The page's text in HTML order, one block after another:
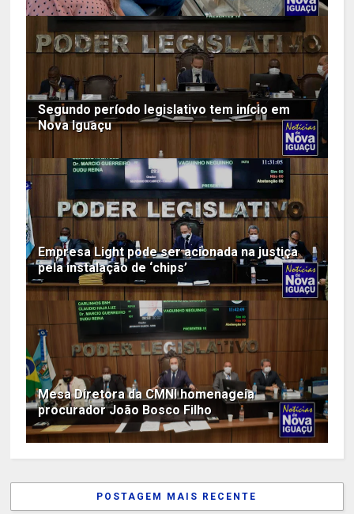
Segundo período legislativo tem início em
Nova Iguaçu
Empresa Light pode ser acionada na justiça
pela instalação de ‘chips’
Mesa Diretora da CMNI homenageia
procurador João Bosco Filho
POSTAGEM MAIS RECENTE